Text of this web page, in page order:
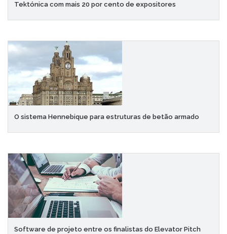
Tektónica com mais 20 por cento de expositores
O sistema Hennebique para estruturas de betão armado
Software de projeto entre os finalistas do Elevator Pitch